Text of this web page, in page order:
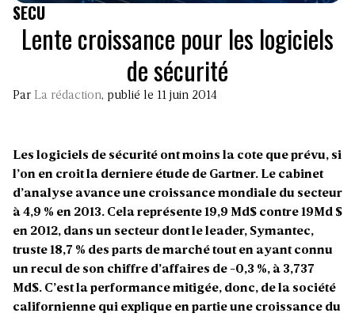
SECU
Lente croissance pour les logiciels
de sécurité
Par La rédaction, publié le 11 juin 2014
Les logiciels de sécurité ont moins la cote que prévu, si
l’on en croit la derniere étude de Gartner. Le cabinet
d’analyse avance une croissance mondiale du secteur
à 4,9 % en 2013. Cela représente 19,9 Md$ contre 19Md $
en 2012, dans un secteur dont le leader, Symantec,
truste 18,7 % des parts de marché tout en ayant connu
un recul de son chiffre d’affaires de -0,3 %, à 3,737
Md$. C’est la performance mitigée, donc, de la société
californienne qui explique en partie une croissance du